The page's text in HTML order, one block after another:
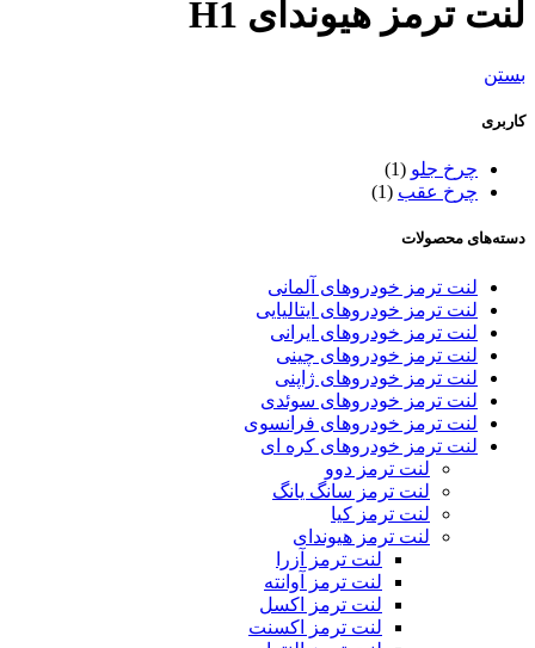
لنت ترمز هیوندای H1
بستن
کاربری
چرخ جلو (1)
چرخ عقب (1)
دسته‌های محصولات
لنت ترمز خودروهای آلمانی
لنت ترمز خودروهای ایتالیایی
لنت ترمز خودروهای ایرانی
لنت ترمز خودروهای چینی
لنت ترمز خودروهای ژاپنی
لنت ترمز خودروهای سوئدی
لنت ترمز خودروهای فرانسوی
لنت ترمز خودروهای کره ای
لنت ترمز دوو
لنت ترمز سانگ یانگ
لنت ترمز کیا
لنت ترمز هیوندای
لنت ترمز آزرا
لنت ترمز آوانته
لنت ترمز اکسل
لنت ترمز اکسنت